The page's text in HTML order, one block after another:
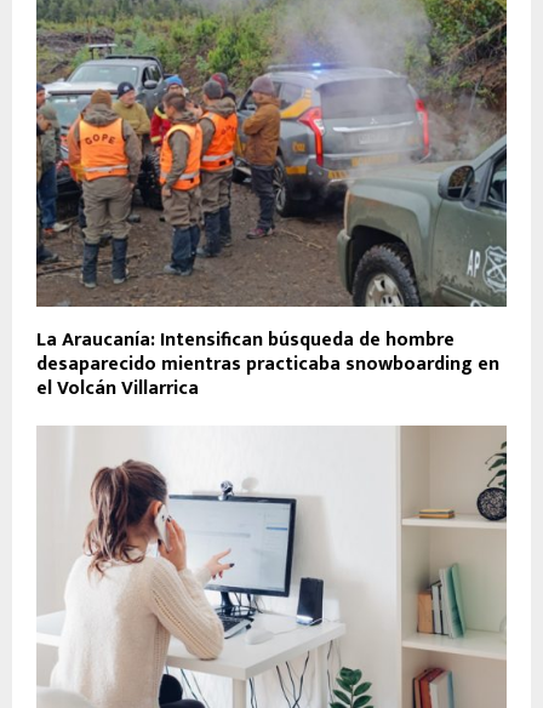
La Araucanía: Intensifican búsqueda de hombre
desaparecido mientras practicaba snowboarding en
el Volcán Villarrica